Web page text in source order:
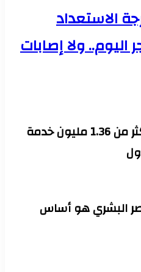
الاستعداد
ولا إصابات
«100 يوم صحة» تنطلق بأكثر من 1.36 مليون خدمة
البشري هو أساس